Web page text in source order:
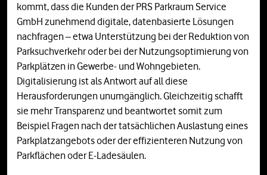
kommt, dass die Kunden der PRS Parkraum Service
GmbH zunehmend digitale, datenbasierte Lösungen
nachfragen – etwa Unterstützung bei der Reduktion von
Parksuchverkehr oder bei der Nutzungsoptimierung von
Parkplätzen in Gewerbe- und Wohngebieten.
Digitalisierung ist als Antwort auf all diese
Herausforderungen unumgänglich. Gleichzeitig schafft
sie mehr Transparenz und beantwortet somit zum
Beispiel Fragen nach der tatsächlichen Auslastung eines
Parkplatzangebots oder der effizienteren Nutzung von
Parkflächen oder E-Ladesäulen.